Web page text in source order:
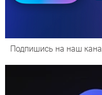
Подпишись на наш